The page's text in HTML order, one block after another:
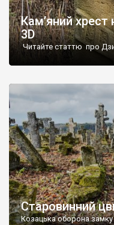
Кам’яний хрест
3D
Читайте статтю про
Старовинний
Козацька оборона замку